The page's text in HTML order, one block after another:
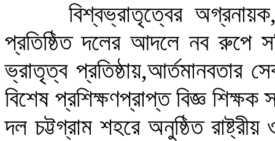
বিশ্বভ্রাতৃত্বের
প্রতিষ্ঠিত দলের আদলে নব রুপে
ভ্রাতৃত্ব প্রতিষ্ঠায়,আর্তমানবতার
বিশেষ প্রশিক্ষণপ্রাপ্ত বিজ্ঞ
দল চট্টগ্রাম শহরে অনুষ্ঠিত